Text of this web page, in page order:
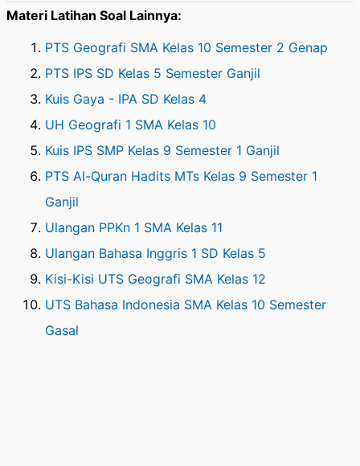
Materi Latihan Soal Lainnya:
PTS Geografi SMA Kelas 10 Semester 2 Genap
PTS IPS SD Kelas 5 Semester Ganjil
Kuis Gaya - IPA SD Kelas 4
UH Geografi 1 SMA Kelas 10
Kuis IPS SMP Kelas 9 Semester 1 Ganjil
PTS Al-Quran Hadits MTs Kelas 9 Semester 1
Ganjil
Ulangan PPKn 1 SMA Kelas 11
Ulangan Bahasa Inggris 1 SD Kelas 5
Kisi-Kisi UTS Geografi SMA Kelas 12
UTS Bahasa Indonesia SMA Kelas 10 Semester
Gasal